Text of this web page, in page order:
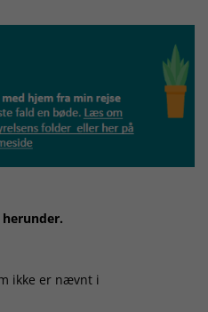
ikke er nævnt i